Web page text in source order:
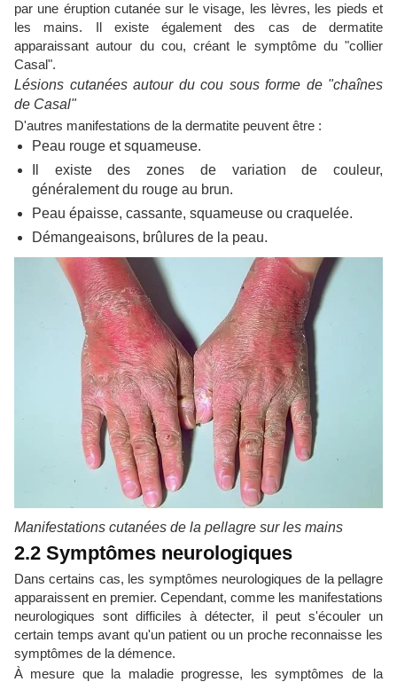
par une éruption cutanée sur le visage, les lèvres, les pieds et
les mains. Il existe également des cas de dermatite
apparaissant autour du cou, créant le symptôme du "collier
Casal".
Lésions cutanées autour du cou sous forme de "chaînes
de Casal"
D'autres manifestations de la dermatite peuvent être :
Peau rouge et squameuse.
Il existe des zones de variation de couleur,
généralement du rouge au brun.
Peau épaisse, cassante, squameuse ou craquelée.
Démangeaisons, brûlures de la peau.
Manifestations cutanées de la pellagre sur les mains
2.2 Symptômes neurologiques
Dans certains cas, les symptômes neurologiques de la pellagre
apparaissent en premier. Cependant, comme les manifestations
neurologiques sont difficiles à détecter, il peut s'écouler un
certain temps avant qu'un patient ou un proche reconnaisse les
symptômes de la démence.
À mesure que la maladie progresse, les symptômes de la